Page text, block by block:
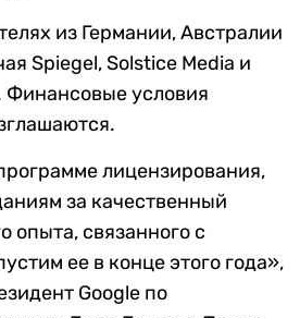
из Германии, Австралии
Spiegel, Solstice Media и
Финансовые условия
лицензирования,
за качественный
опыта, связанного с
ее в конце этого года»,
Google по